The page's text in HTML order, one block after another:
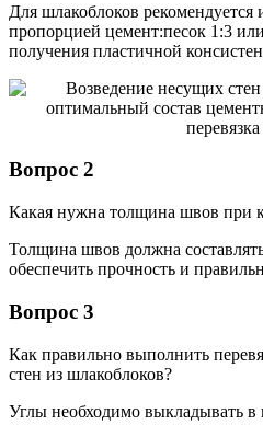
Для шлакоблоков рекомендуется
пропорцией цемент:песок 1:3
получения пластичной
Вопрос 2
Какая нужна толщина швов при
Толщина швов должна
обеспечить прочность и
Вопрос 3
Как правильно выполнить
стен из шлакоблоков?
Углы необходимо выкладывать в